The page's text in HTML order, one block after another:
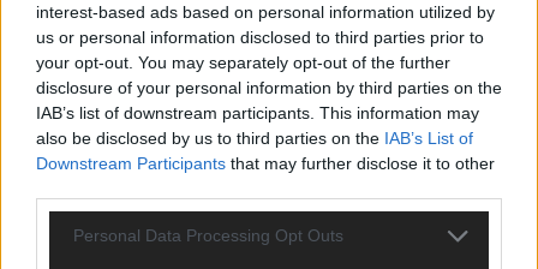
interest-based ads based on personal information utilized by
us or personal information disclosed to third parties prior to
your opt-out. You may separately opt-out of the further
disclosure of your personal information by third parties on the
IAB’s list of downstream participants. This information may
also be disclosed by us to third parties on the IAB’s List of
Downstream Participants that may further disclose it to other
Personal Data Processing Opt Outs